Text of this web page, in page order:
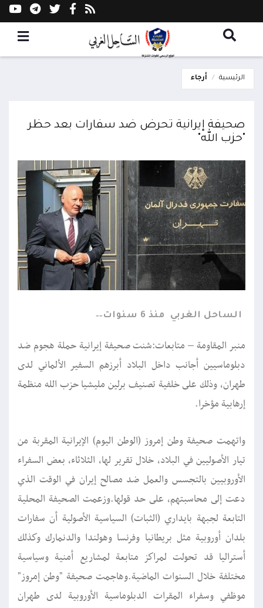
الرئيسية أرجاء
صحيفة إيرانية تحرض ضد سفارات بعد حظر
"حزب الله"
الساحل الغربي منذ 6 سنوات
منبر المقاومة – متابعات:شنت صحيفة إيرانية حملة هجوم ضد
دبلوماسيين أجانب داخل البلاد أبرزهم السفير الألماني لدى
طهران، وذلك على خلفية تصنيف برلين مليشيا حزب الله منظمة
إرهابية مؤخرا.
واتهمت صحيفة وطن إمروز (الوطن اليوم) الإيرانية المقربة من
تيار الأصوليين في البلاد، خلال تقرير لها، الثلاثاء، بعض السفراء
الأوروبيين بالتجسس والعمل ضد مصالح إيران في الوقت الذي
دعت إلى محاسبتهم، على حد قولها.وزعمت الصحيفة المحلية
التابعة لجبهة بايداري (الثبات) السياسية الأصولية أن سفارات
بلدان أوروبية مثل بريطانيا وفرنسا وهولندا والدنمارك وكذلك
أستراليا قد تحولت لمراكز متابعة لمشاريع أمنية وسياسية
مختلفة خلال السنوات الماضية.وهاجمت صحيفة "وطن إمروز"
موظفي وسفراء المقرات الدبلوماسية الأوروبية لدى طهران